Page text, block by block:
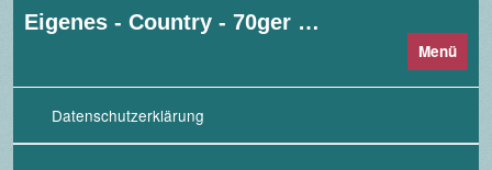
Menü
Eigenes - Country - 70ger - Liedermacher und Geschichten aus dem Leben
Datenschutzerklärung